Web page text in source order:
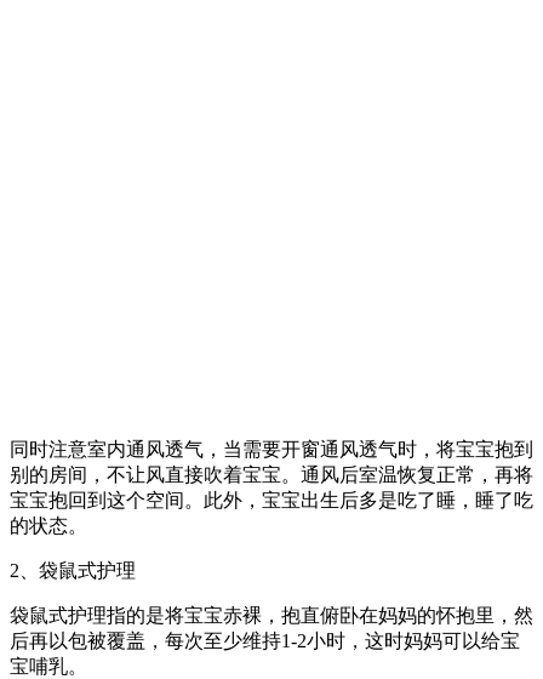
同时注意室内通风透气，当需要开窗通风透气时，将宝宝抱到
别的房间，不让风直接吹着宝宝。通风后室温恢复正常，再将
宝宝抱回到这个空间。此外，宝宝出生后多是吃了睡，睡了吃
的状态。
2、袋鼠式护理
袋鼠式护理指的是将宝宝赤裸，抱直俯卧在妈妈的怀抱里，然
后再以包被覆盖，每次至少维持1-2小时，这时妈妈可以给宝
宝哺乳。